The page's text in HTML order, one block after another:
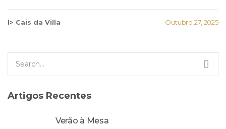
l> Cais da Villa Outubro 27, 2025
for:
Artigos Recentes
Verão à Mesa